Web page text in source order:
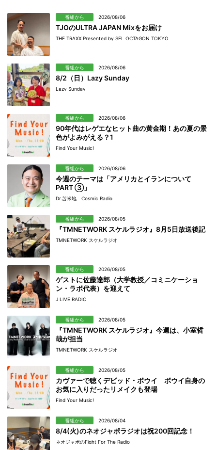
番組から 2026/08/06
TJOのULTRA JAPAN Mixをお届け
THE TRAXX Presented by SEL OCTAGON TOKYO
番組から 2026/08/06
8/2（日）Lazy Sunday
Lazy Sunday
番組から 2026/08/06
90年代はレゲエなヒット曲の黄金期！あの夏の景
色がよみがえる？1
Find Your Music!
番組から 2026/08/06
今週のテーマは「アメリカとイランについて
PART ③」
Dr.苫米地 Cosmic Radio
番組から 2026/08/05
『TMNETWORK スケルラジオ』8月5日放送後記
TMNETWORK スケルラジオ
番組から 2026/08/05
ゲストに佐藤達郎（大学教授／コミニケーショ
ン・ラボ代表）を迎えて
J LIVE RADIO
番組から 2026/08/05
『TMNETWORK スケルラジオ』今週は、小室哲
哉が担当
TMNETWORK スケルラジオ
番組から 2026/08/05
カヴァーで聴くデビッド・ボウイ ボウイ自身の
お気に入りだったリメイクも登場
Find Your Music!
番組から 2026/08/04
8/4(火)のネオジャポラジオは祝200回記念！
ネオジャポのFight For The Radio